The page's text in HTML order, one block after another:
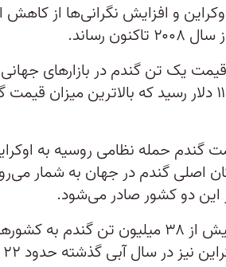
و افزایش نگرانی‌ها از
رساند.
۳ مارس، قیمت یک تن گندم در بازارهای
گندم حمله نظامی روسیه به
اصلی گندم در جهان‌ به شمار
این دو کشور صادر می‌شود.
روسیه در سال گذشته بیش از ۳۸ میلیون تن
در سال آبی گذشته حدود ۲۲ میلیون تن بود.